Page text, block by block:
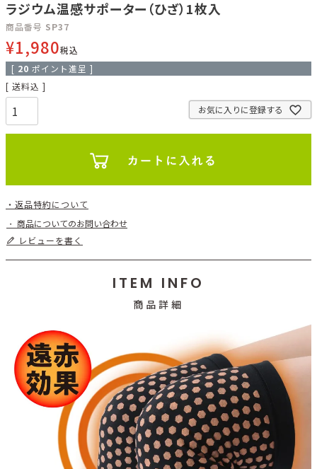
ラジウム温感サポーター（ひざ）1枚入
商品番号 SP37
¥1,980税込
[ 20 ポイント進呈 ]
送料込
お気に入りに登録する
返品特約について
商品についてのお問い合わせ
レビューを書く
ITEM INFO
商品詳細